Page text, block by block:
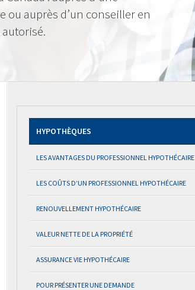
auprès d’un conseiller en
HYPOTHÈQUES
LES AVANTAGES DU PROFESSIONNEL HYPOTHÉCAIRE
LES COÛTS D’UN PROFESSIONNEL HYPOTHÉCAIRE
RENOUVELLEMENT HYPOTHÉCAIRE
VALEUR NETTE DE LA PROPRIÉTÉ
ASSURANCE VIE HYPOTHÉCAIRE
POUR PRÉSENTER UNE DEMANDE